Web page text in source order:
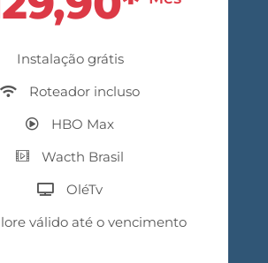
Instalação grátis
Roteador incluso
HBO Max
Wacth Brasil
OléTv
válido até o vencimento